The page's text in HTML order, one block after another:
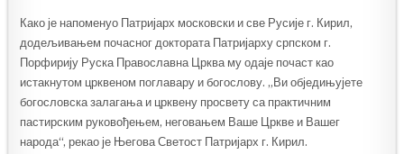
Како је напоменуо Патријарх московски и све Русије г. Кирил,
додељивањем почасног доктората Патријарху српском г.
Порфирију Руска Православна Црква му одаје почаст као
истакнутом црквеном поглавару и богослову. „Ви обједињујете
богословска залагања и црквену просвету са практичним
пастирским руковођењем, неговањем Ваше Цркве и Вашег
народа“, рекао је Његова Светост Патријарх г. Кирил.